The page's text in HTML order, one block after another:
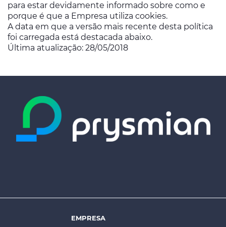
para estar devidamente informado sobre como e
porque é que a Empresa utiliza cookies.
A data em que a versão mais recente desta política
foi carregada está destacada abaixo.
Última atualização: 28/05/2018
EMPRESA